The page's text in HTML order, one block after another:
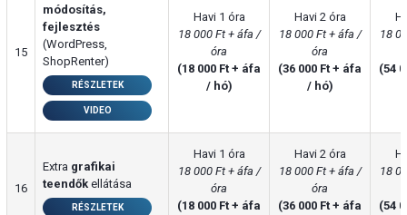
15
módosítás,
fejlesztés
(WordPress,
ShopRenter)
RÉSZLETEK
VIDEO
Havi 1 óra
18 000 Ft + áfa /
óra
(18 000 Ft + áfa
/ hó)
Havi 2 óra
18 000 Ft + áfa /
óra
(36 000 Ft + áfa
/ hó)
18
(54
16
Extra grafikai
teendők ellátása
RÉSZLETEK
Havi 1 óra
18 000 Ft + áfa /
óra
(18 000 Ft + áfa
Havi 2 óra
18 000 Ft + áfa /
óra
(36 000 Ft + áfa
18
(54